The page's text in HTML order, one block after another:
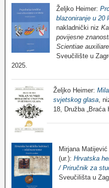
Željko Heimer:
blazoniranje u 20
nakladnički niz
povijesne
Scientiae
Sveučilište u
2025.
Željko Heimer:
svjetskog glasa ,
18, Družba „Braća
Mirjana
(ur.): Hrvatska
/ Priručnik za
Sveučilišta u